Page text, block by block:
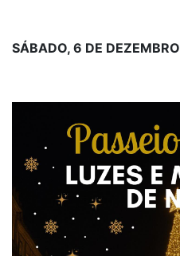
SÁBADO, 6 DE DEZEMBRO